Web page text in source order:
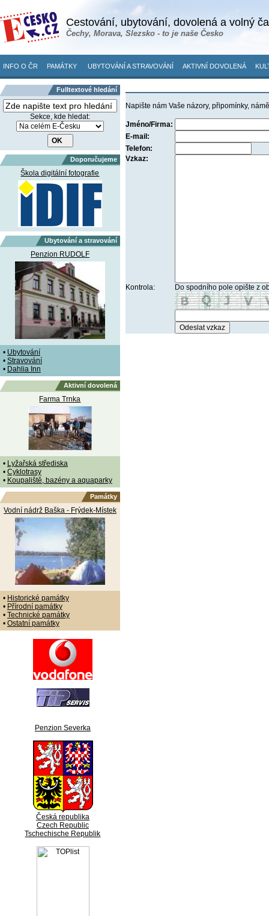
Cestování, ubytování, dovolená a volný
Čechy, Morava, Slezsko - to je naše Česko
INFO O ČR PAMÁTKY UBYTOVÁNÍ A STRAVOVÁNÍ AKTIVNÍ DOVOLENÁ
Fulltextové hledání
Sekce, kde hledat:
Doporučujeme
Škola digitální fotografie
Ubytování a stravování
Penzion RUDOLF
• Ubytování
• Stravování
• Dahlia Inn
Aktivní dovolená
Farma Trnka
• Lyžařská střediska
• Cyklotrasy
• Koupaliště, bazény a aquaparky
Památky
Vodní nádrž Baška - Frýdek-Místek
• Historické památky
• Přírodní památky
• Technické památky
• Ostatní památky
Penzion Severka
Česká republika
Czech Republic
Tschechische Republik
Napište nám Vaše názory, připomínky,
Jméno/Firma:
E-mail:
Telefon:
Vzkaz:
Kontrola: Do spodního pole opište z